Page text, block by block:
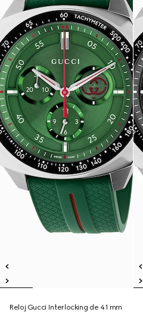
Reloj Gucci Interlocking de 41 mm